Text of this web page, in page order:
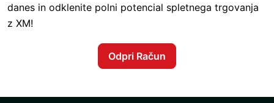
danes in odklenite polni potencial spletnega trgovanja
z XM!
Odpri Račun